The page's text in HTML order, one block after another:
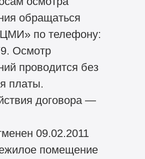
обращаться
по телефону:
Осмотр
проводится без
платы.
договора —
09.02.2011
помещение